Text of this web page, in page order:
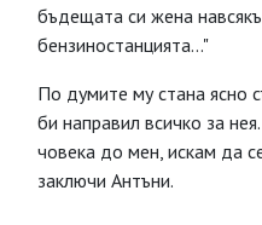
бъдещата си жена
бензиностанцията..."
По думите му стана ясно
би направил всичко за
човека до мен, искам да
заключи Антъни.